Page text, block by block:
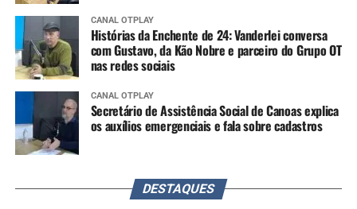
CANAL OTPLAY
Histórias da Enchente de 24: Vanderlei conversa
com Gustavo, da Kão Nobre e parceiro do Grupo OT
nas redes sociais
CANAL OTPLAY
Secretário de Assistência Social de Canoas explica
os auxílios emergenciais e fala sobre cadastros
DESTAQUES